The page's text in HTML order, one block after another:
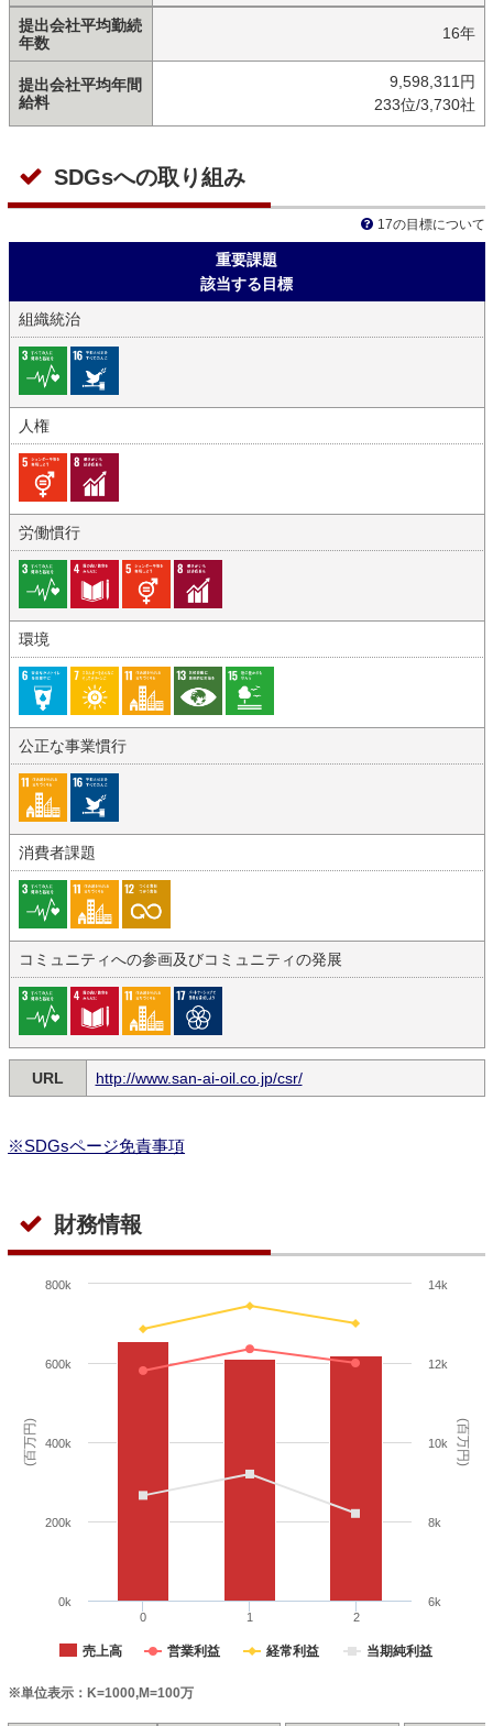
提出会社平均勤続
年数
16年
提出会社平均年間
給料
9,598,311円
233位/3,730社
SDGsへの取り組み
17の目標について
重要課題
該当する目標
組織統治
人権
労働慣行
環境
公正な事業慣行
消費者課題
コミュニティへの参画及びコミュニティの発展
URL http://www.san-ai-oil.co.jp/csr/
※SDGsページ免責事項
財務情報
(百万円) (百万円)
売上高 営業利益 経常利益 当期純利益
0 1 2
0k
200k
400k
600k
800k
6k
8k
10k
12k
14k
※単位表示：K=1000,M=100万